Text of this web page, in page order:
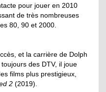
pour jouer en 2010
de très nombreuses
80, 90 et 2000.
et la carrière de Dolph
des DTV, il joue
films plus prestigieux,
2 (2019).